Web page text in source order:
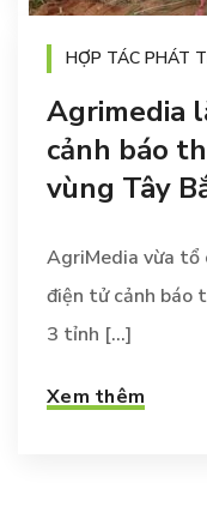
HỢP TÁC PHÁT
Agrimedia
cảnh báo
vùng Tây
AgriMedia vừa tổ
điện tử cảnh báo
3 tỉnh [...]
Xem thêm